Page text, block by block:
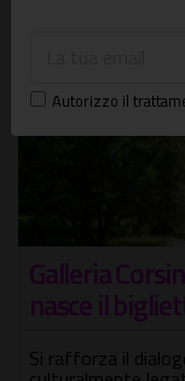
di Roma:
e
Autorizzo il